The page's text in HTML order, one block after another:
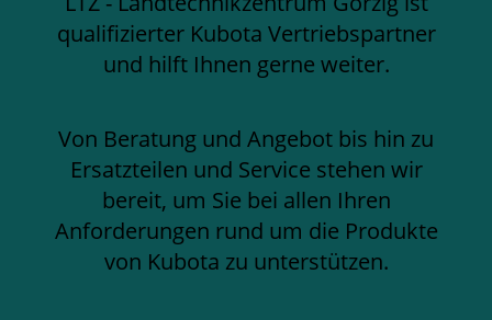
qualifizierter Kubota Vertriebspartner
und hilft Ihnen gerne weiter.
Von Beratung und Angebot bis hin zu
Ersatzteilen und Service stehen wir
bereit, um Sie bei allen Ihren
Anforderungen rund um die Produkte
von Kubota zu unterstützen.